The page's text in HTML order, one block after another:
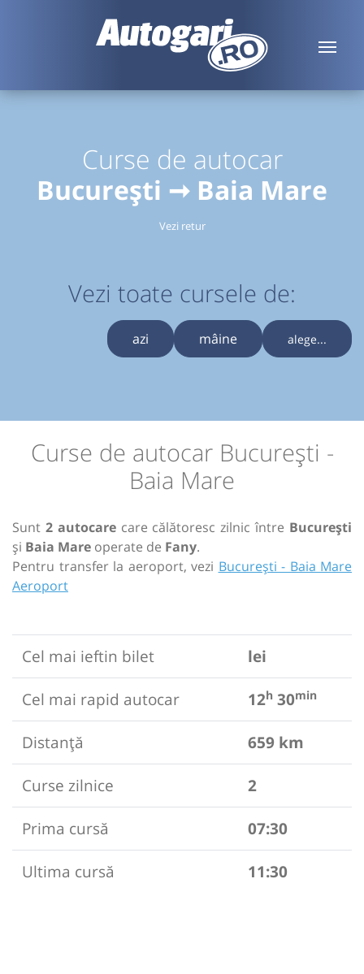
Curse de autocar
București ➞ Baia Mare
Vezi retur
Vezi toate cursele de:
azi mâine alege...
Curse de autocar București -
Baia Mare
Sunt 2 autocarecare călătoresc zilnic între București
și Baia Mare operate de Fany.
Pentru transfer la aeroport, vezi București - Baia Mare
Aeroport
Cel mai ieftin bilet
lei
Cel mai rapid autocar
12h 30min
Distanță
659 km
Curse zilnice
2
Prima cursă
07:30
Ultima cursă
11:30